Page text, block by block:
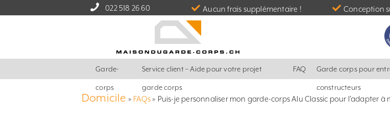
022 518 26 60 Aucun frais supplémentaire ! Conception
Garde-
corps
Service client – Aide pour votre projet
garde corps
FAQ Garde corps pour
constructeurs
Domicile » FAQs» Puis-je personnaliser mon garde-corps Alu Classic pour l’adapter à